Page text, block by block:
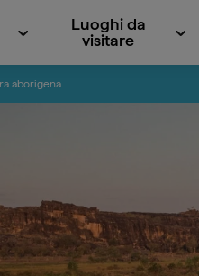
Luoghi da
visitare
aborigena